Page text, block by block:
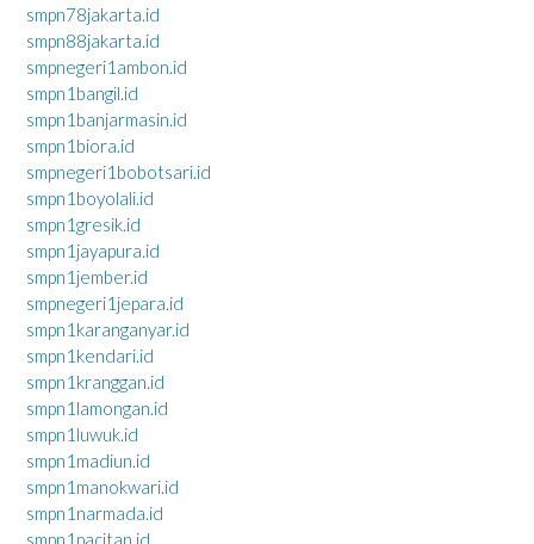
smpn78jakarta.id
smpn88jakarta.id
smpnegeri1ambon.id
smpn1bangil.id
smpn1banjarmasin.id
smpn1biora.id
smpnegeri1bobotsari.id
smpn1boyolali.id
smpn1gresik.id
smpn1jayapura.id
smpn1jember.id
smpnegeri1jepara.id
smpn1karanganyar.id
smpn1kendari.id
smpn1kranggan.id
smpn1lamongan.id
smpn1luwuk.id
smpn1madiun.id
smpn1manokwari.id
smpn1narmada.id
smpn1pacitan.id